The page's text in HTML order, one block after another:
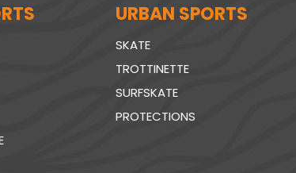
URBAN SPORTS
SKATE
TROTTINETTE
SURFSKATE
PROTECTIONS